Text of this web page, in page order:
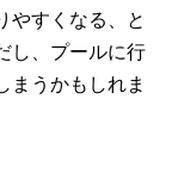
やすくなる、と
し、プールに行
まうかもしれま